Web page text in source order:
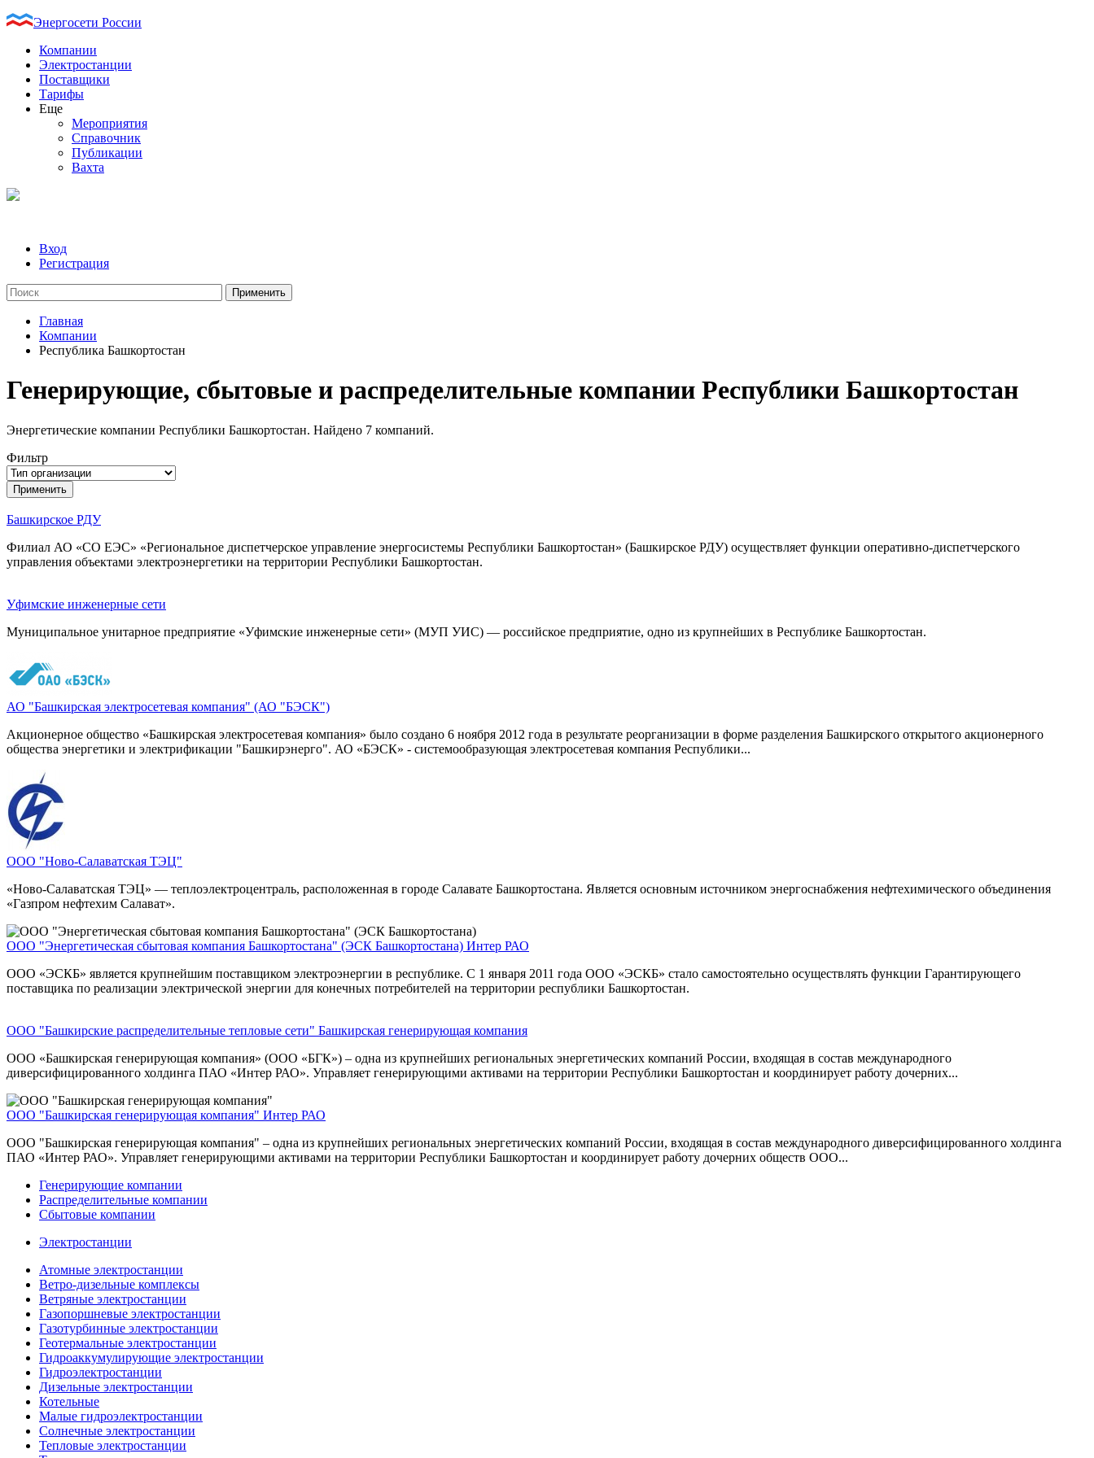
Энергосети России
Компании
Электростанции
Поставщики
Тарифы
Еще
Мероприятия
Справочник
Публикации
Вахта
Вход
Регистрация
Главная
Компании
Республика Башкортостан
Генерирующие, сбытовые и распределительные компании Республики Башкортостан
Энергетические компании Республики Башкортостан. Найдено 7 компаний.
Фильтр
Башкирское РДУ
Филиал АО «СО ЕЭС» «Региональное диспетчерское управление энергосистемы Республики Башкортостан» (Башкирское РДУ) осуществляет функции оперативно-диспетчерского
управления объектами электроэнергетики на территории Республики Башкортостан.
Уфимские инженерные сети
Муниципальное унитарное предприятие «Уфимские инженерные сети» (МУП УИС) — российское предприятие, одно из крупнейших в Республике Башкортостан.
АО "Башкирская электросетевая компания" (АО "БЭСК")
Акционерное общество «Башкирская электросетевая компания» было создано 6 ноября 2012 года в результате реорганизации в форме разделения Башкирского открытого акционерного
общества энергетики и электрификации "Башкирэнерго". АО «БЭСК» - системообразующая электросетевая компания Республики...
ООО "Ново-Салаватская ТЭЦ"
«Ново-Салаватская ТЭЦ» — теплоэлектроцентраль, расположенная в городе Салавате Башкортостана. Является основным источником энергоснабжения нефтехимического объединения
«Газпром нефтехим Салават».
ООО "Энергетическая сбытовая компания Башкортостана" (ЭСК Башкортостана) Интер РАО
ООО «ЭСКБ» является крупнейшим поставщиком электроэнергии в республике. С 1 января 2011 года ООО «ЭСКБ» стало самостоятельно осуществлять функции Гарантирующего
поставщика по реализации электрической энергии для конечных потребителей на территории республики Башкортостан.
ООО "Башкирские распределительные тепловые сети" Башкирская генерирующая компания
ООО «Башкирская генерирующая компания» (ООО «БГК») – одна из крупнейших региональных энергетических компаний России, входящая в состав международного
диверсифицированного холдинга ПАО «Интер РАО». Управляет генерирующими активами на территории Республики Башкортостан и координирует работу дочерних...
ООО "Башкирская генерирующая компания" Интер РАО
ООО "Башкирская генерирующая компания" – одна из крупнейших региональных энергетических компаний России, входящая в состав международного диверсифицированного холдинга
ПАО «Интер РАО». Управляет генерирующими активами на территории Республики Башкортостан и координирует работу дочерних обществ ООО...
Генерирующие компании
Распределительные компании
Сбытовые компании
Электростанции
Атомные электростанции
Ветро-дизельные комплексы
Ветряные электростанции
Газопоршневые электростанции
Газотурбинные электростанции
Геотермальные электростанции
Гидроаккумулирующие электростанции
Гидроэлектростанции
Дизельные электростанции
Котельные
Малые гидроэлектростанции
Солнечные электростанции
Тепловые электростанции